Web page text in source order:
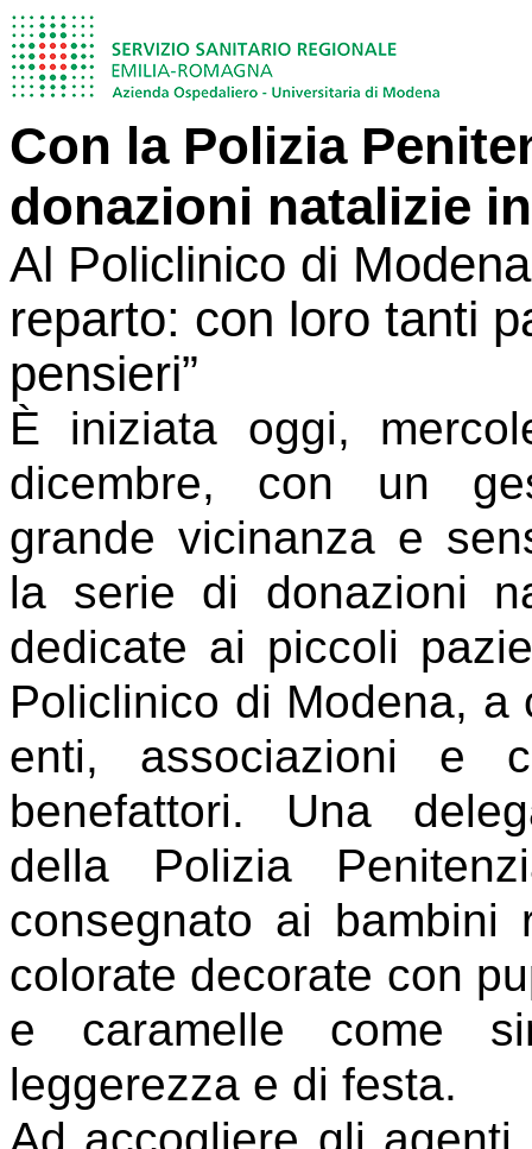
Con la Polizia
donazioni natalizie
Al Policlinico di
reparto: con loro tanti
pensieri”
È iniziata oggi,
dicembre, con un
grande vicinanza e
la serie di donazioni
dedicate ai piccoli
Policlinico di Modena, a
enti, associazioni e
benefattori. Una
della Polizia
consegnato ai bambini
colorate decorate con
e caramelle come
leggerezza e di festa.